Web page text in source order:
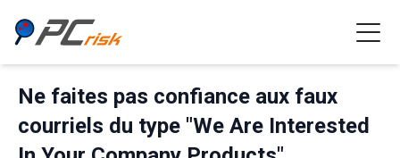
Ne faites pas confiance aux faux
courriels du type "We Are Interested